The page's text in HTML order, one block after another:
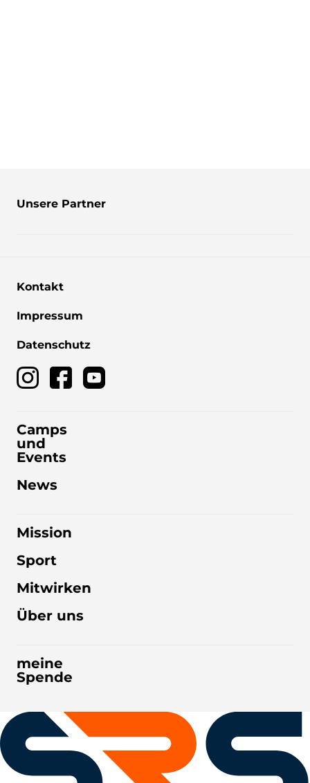
Unsere Partner
Kontakt
Impressum
Datenschutz
Camps
und
Events
News
Mission
Sport
Mitwirken
Über uns
meine
Spende